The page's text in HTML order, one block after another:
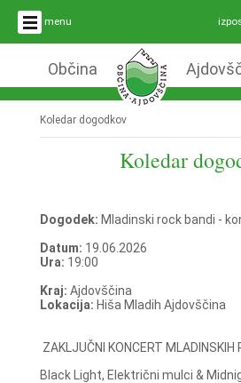
menu
Občina
Koledar dogodkov
Koledar
Dogodek: Mladinski rock bandi -
Datum: 19.06.2026
Ura: 19:00
Kraj: Ajdovščina
Lokacija: Hiša Mladih Ajdovščina
ZAKLJUČNI KONCERT MLADINSKIH
Black Light, Električni mulci &